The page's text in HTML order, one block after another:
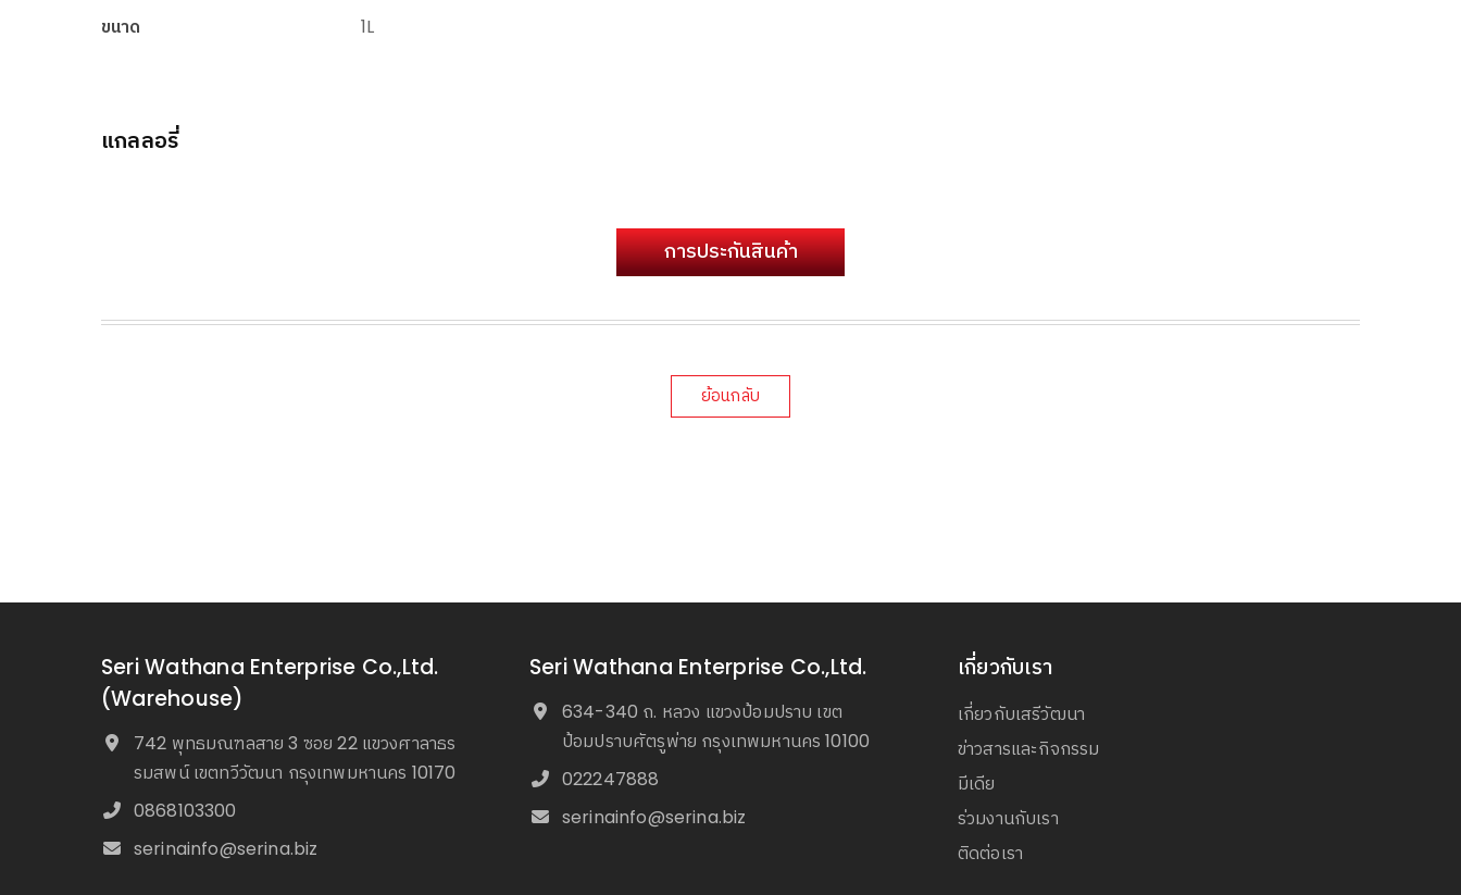
ขนาด
1L
แกลลอรี่
การประกันสินค้า
ย้อนกลับ
Seri Wathana Enterprise Co.,Ltd.
(Warehouse)
742 พุทธมณฑลสาย 3 ซอย 22 แขวงศาลาธร
รมสพน์ เขตทวีวัฒนา กรุงเทพมหานคร 10170
0868103300
serinainfo@serina.biz
Seri Wathana Enterprise Co.,Ltd.
634-340 ถ. หลวง แขวงป้อมปราบ เขต
ป้อมปราบศัตรูพ่าย กรุงเทพมหานคร 10100
022247888
serinainfo@serina.biz
เกี่ยวกับเรา
เกี่ยวกับเสรีวัฒนา
ข่าวสารและกิจกรรม
มีเดีย
ร่วมงานกับเรา
ติดต่อเรา